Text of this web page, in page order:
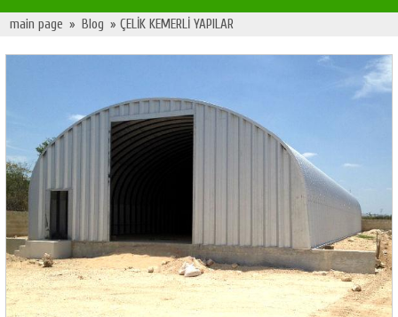
main page » Blog » ÇELİK KEMERLİ YAPILAR